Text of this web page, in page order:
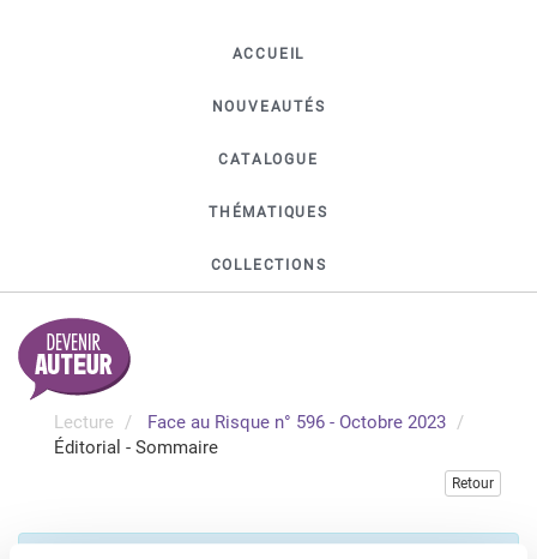
ACCUEIL
NOUVEAUTÉS
CATALOGUE
THÉMATIQUES
COLLECTIONS
Lecture
Face au Risque n° 596 - Octobre 2023
Éditorial - Sommaire
Retour